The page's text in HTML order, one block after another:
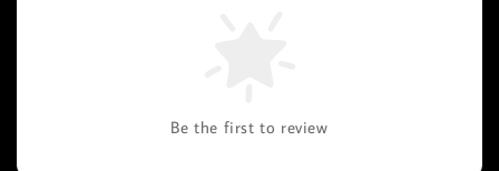
Be the first to review